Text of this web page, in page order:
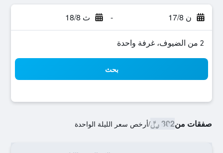
ن 17/8 - ث 18/8
2 من الضيوف، غرفة واحدة
بحث
صفقات من302 ﷼ /أرخص سعر الليلة الواحدة